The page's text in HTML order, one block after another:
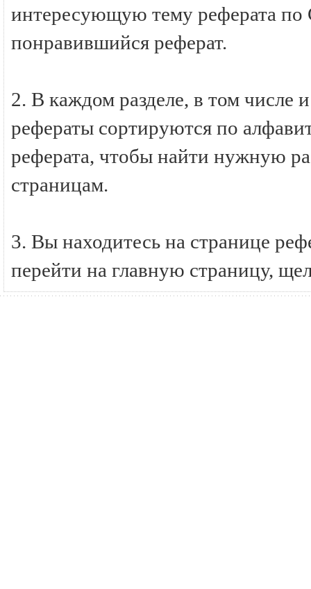
интересующую тему реферата
понравившийся реферат.
2. В каждом разделе, в том
рефераты сортируются по
реферата, чтобы найти нужную
страницам.
3. Вы находитесь на странице
перейти на главную страницу,